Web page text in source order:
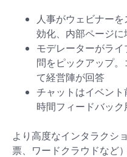
人事がウェビナー
効化、内部ページに
モデレーターがラ
問をピックアップ
て経営陣が回答
チャットはイベン
時間フィードバッ
より高度なインタラクシ
票、ワードクラウドなど